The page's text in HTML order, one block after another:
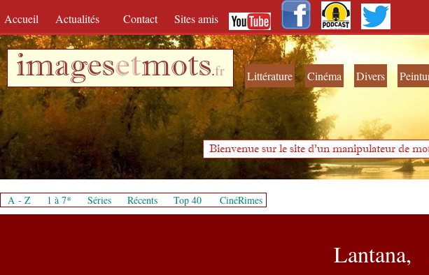
Accueil Actualités Contact Sites amis
imagesetmots.fr Littérature Cinéma Divers
Bienvenue sur le site d'un manipulateur de
A - Z 1 à 7* Séries Récents Top 40 CinéRimes
Lantana,